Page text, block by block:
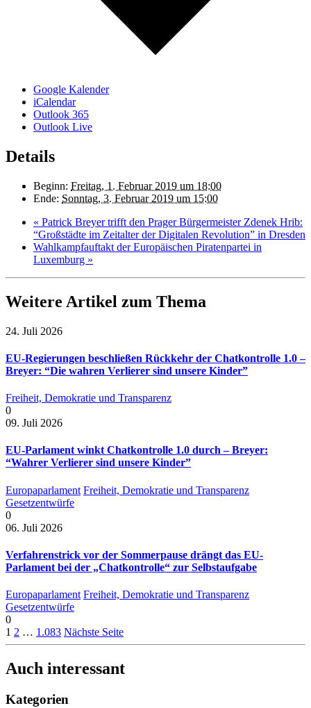
Google Kalender
iCalendar
Outlook 365
Outlook Live
Details
Beginn: Freitag, 1. Februar 2019 um 18:00
Ende: Sonntag, 3. Februar 2019 um 15:00
« Patrick Breyer trifft den Prager Bürgermeister Zdenek Hrib:
“Großstädte im Zeitalter der Digitalen Revolution” in Dresden
Wahlkampfauftakt der Europäischen Piratenpartei in
Luxemburg »
Weitere Artikel zum Thema
24. Juli 2026
EU-Regierungen beschließen Rückkehr der Chatkontrolle 1.0 –
Breyer: “Die wahren Verlierer sind unsere Kinder”
Freiheit, Demokratie und Transparenz
0
09. Juli 2026
EU-Parlament winkt Chatkontrolle 1.0 durch – Breyer:
“Wahrer Verlierer sind unsere Kinder”
Europaparlament Freiheit, Demokratie und Transparenz
Gesetzentwürfe
0
06. Juli 2026
Verfahrenstrick vor der Sommerpause drängt das EU-
Parlament bei der „Chatkontrolle“ zur Selbstaufgabe
Europaparlament Freiheit, Demokratie und Transparenz
Gesetzentwürfe
0
1 2 … 1.083 Nächste Seite
Auch interessant
Kategorien